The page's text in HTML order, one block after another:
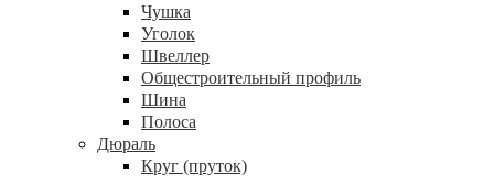
Чушка
Уголок
Швеллер
Общестроительный профиль
Шина
Полоса
Дюраль
Круг (пруток)